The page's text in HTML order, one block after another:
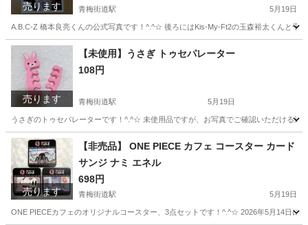
売ります 青梅街道駅 5月19日
A.B.C-Z 橋本良亮くんの公式写真です！^.^☆ 後ろにはKis-My-Ft2の玉森裕太くんと千
東京 小平市 青梅街道駅 おもちゃ ABCZ
売ります
【未使用】うさぎ トゥセパレーター
108円
青梅街道駅 5月19日
うさぎのトゥセパレーターです！^.^☆ 未使用品ですが、お写真でご確認いただける
東京 小平市 青梅街道駅 うさぎ
売ります
【非売品】 ONE PIECE カフェ コースター カード
サンジ ナミ エネル
698円
青梅街道駅 5月19日
ONE PIECEカフェのオリジナルコースター、3点セットです！^.^☆ 2026年5月14日に